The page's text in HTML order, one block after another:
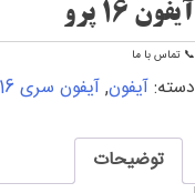
آیفون 16 پرو
📞 تماس با ما
دسته:آیفون,آیفون سری 16
توضیحات